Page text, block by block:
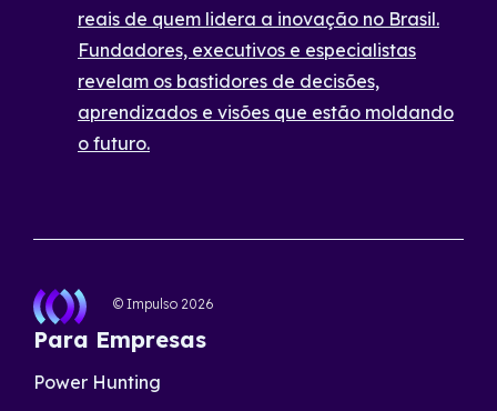
reais de quem lidera a inovação no Brasil.
Fundadores, executivos e especialistas
revelam os bastidores de decisões,
aprendizados e visões que estão moldando
o futuro.
© Impulso 2026
Para Empresas
Power Hunting